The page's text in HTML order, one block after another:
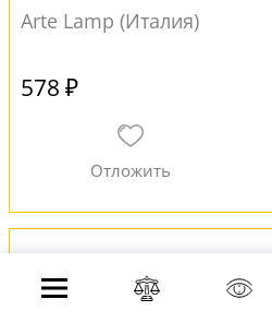
Arte Lamp (Италия)
578 ₽